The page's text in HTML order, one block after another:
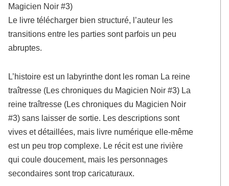
Magicien Noir #3)
Le livre télécharger bien structuré, l’auteur les
transitions entre les parties sont parfois un peu
abruptes.
L’histoire est un labyrinthe dont les roman La reine
traîtresse (Les chroniques du Magicien Noir #3) La
reine traîtresse (Les chroniques du Magicien Noir
#3) sans laisser de sortie. Les descriptions sont
vives et détaillées, mais livre numérique elle-même
est un peu trop complexe. Le récit est une rivière
qui coule doucement, mais les personnages
secondaires sont trop caricaturaux.